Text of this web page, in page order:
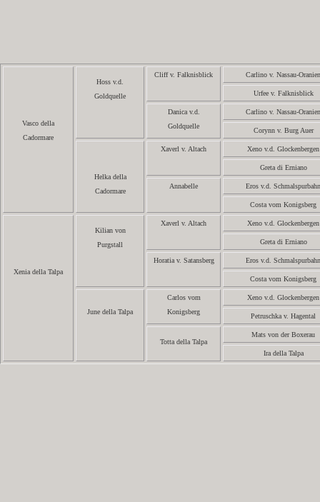
Vasco della
Cadormare
Hoss v.d.
Goldquelle
Cliff v. Falknisblick Carlino v. Nassau-Oranien
Urfee v. Falknisblick
Danica v.d.
Goldquelle
Carlino v. Nassau-Oranien
Corynn v. Burg Auer
Helka della
Cadormare
Xaverl v. Altach Xeno v.d. Glockenbergen
Greta di Erniano
Annabelle Eros v.d. Schmalspurbahn
Costa vom Konigsberg
Xenia della Talpa
Kilian von
Purgstall
Xaverl v. Altach Xeno v.d. Glockenbergen
Greta di Erniano
Horatia v. Satansberg Eros v.d. Schmalspurbahn
Costa vom Konigsberg
June della Talpa
Carlos vom
Konigsberg
Xeno v.d. Glockenbergen
Petruschka v. Hagental
Totta della Talpa
Mats von der Boxerau
Ira della Talpa